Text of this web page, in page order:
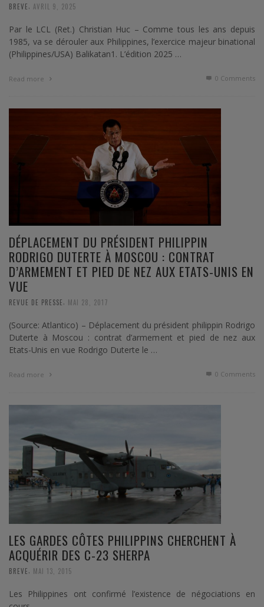
BREVE AVRIL 9, 2025
Par le LCL (Ret.) Christian Huc – Comme tous les ans depuis
1985, va se dérouler aux Philippines, l’exercice majeur binational
(Philippines/USA) Balikatan1. L’édition 2025 …
Read more 0 Comments
DÉPLACEMENT DU PRÉSIDENT PHILIPPIN
RODRIGO DUTERTE À MOSCOU : CONTRAT
D’ARMEMENT ET PIED DE NEZ AUX ETATS-UNIS EN
VUE
REVUE DE PRESSE MAI 28, 2017
(Source: Atlantico) – Déplacement du président philippin Rodrigo
Duterte à Moscou : contrat d’armement et pied de nez aux
Etats-Unis en vue Rodrigo Duterte le …
Read more 0 Comments
LES GARDES CÔTES PHILIPPINS CHERCHENT À
ACQUÉRIR DES C-23 SHERPA
BREVE MAI 13, 2015
Les Philippines ont confirmé l’existence de négociations en